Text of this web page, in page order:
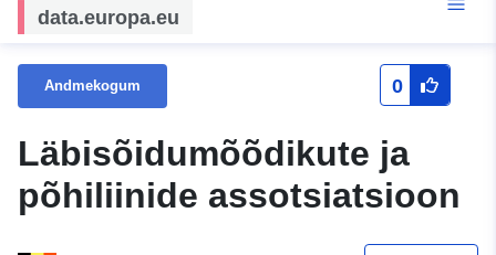
data.europa.eu
Andmekogum 0
Läbisõidumõõdikute ja
põhiliinide assotsiatsioon